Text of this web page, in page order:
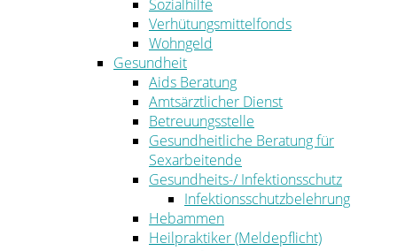
Sozialhilfe
Verhütungsmittelfonds
Wohngeld
Gesundheit
Aids Beratung
Amtsärztlicher Dienst
Betreuungsstelle
Gesundheitliche Beratung für
Sexarbeitende
Gesundheits-/ Infektionsschutz
Infektionsschutzbelehrung
Hebammen
Heilpraktiker (Meldepflicht)